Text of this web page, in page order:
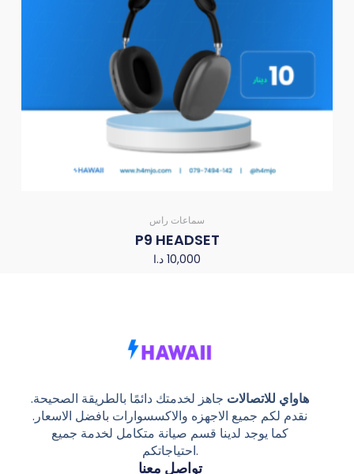
سماعات راس
P9 HEADSET
10,000 د.ا
هاواي للاتصالات جاهز لخدمتك دائمًا بالطريقة الصحيحة.
نقدم لكم جميع الاجهزه والاكسسوارات بافضل الاسعار.
كما يوجد لدينا قسم صيانة متكامل لخدمة جميع
احتياجاتكم.
تواصل معنا